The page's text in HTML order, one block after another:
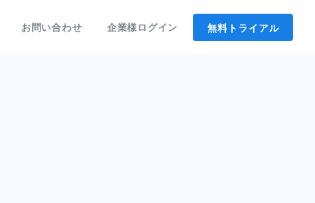
お問い合わせ 企業様ログイン 無料トライアル